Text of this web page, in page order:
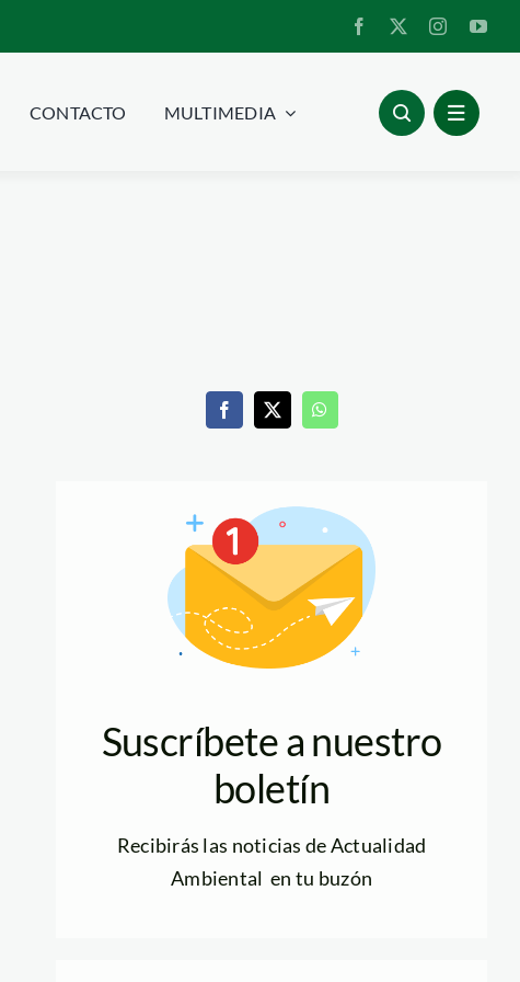
CONTACTO MULTIMEDIA
Suscríbete a nuestro
boletín
Recibirás las noticias de Actualidad
Ambiental en tu buzón